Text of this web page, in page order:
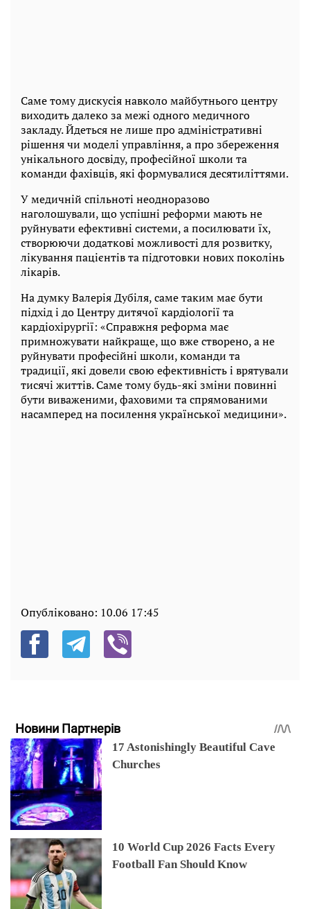
Саме тому дискусія навколо майбутнього центру
виходить далеко за межі одного медичного
закладу. Йдеться не лише про адміністративні
рішення чи моделі управління, а про збереження
унікального досвіду, професійної школи та
команди фахівців, які формувалися десятиліттями.
У медичній спільноті неодноразово
наголошували, що успішні реформи мають не
руйнувати ефективні системи, а посилювати їх,
створюючи додаткові можливості для розвитку,
лікування пацієнтів та підготовки нових поколінь
лікарів.
На думку Валерія Дубіля, саме таким має бути
підхід і до Центру дитячої кардіології та
кардіохірургії: «Справжня реформа має
примножувати найкраще, що вже створено, а не
руйнувати професійні школи, команди та
традиції, які довели свою ефективність і врятували
тисячі життів. Саме тому будь-які зміни повинні
бути виваженими, фаховими та спрямованими
насамперед на посилення української медицини».
Опубліковано: 10.06 17:45